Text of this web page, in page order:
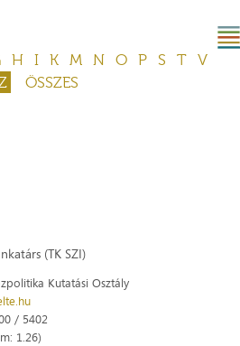
H I K M N O P S T
V
ÖSSZES
(TK SZI)
Kutatási Osztály
/ 5402
1.26)